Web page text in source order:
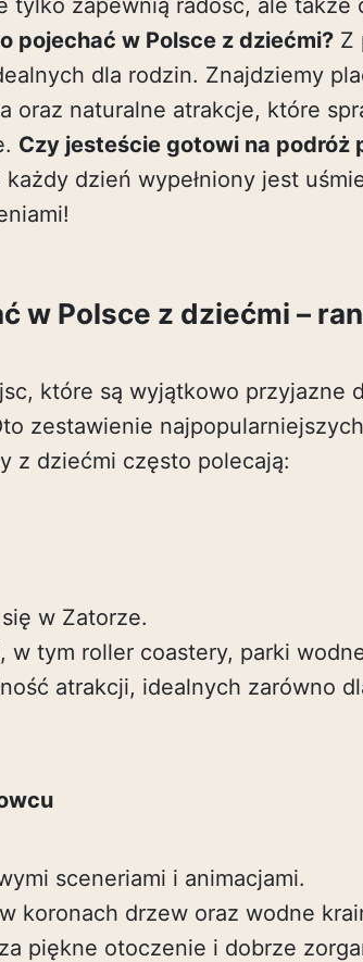
tylko zapewnią radość, ale także
pojechać w Polsce z dziećmi? Z
dla rodzin. Znajdziemy
oraz naturalne atrakcje, które
Czy jesteście gotowi na podróż
dzień wypełniony jest
w Polsce z dziećmi –
które są wyjątkowo przyjazne
zestawienie
z dziećmi często polecają:
w Zatorze.
w tym roller coastery, parki
atrakcji, idealnych zarówno
sceneriami i animacjami.
koronach drzew oraz wodne
piękne otoczenie i dobrze